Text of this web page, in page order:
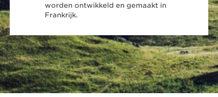
worden ontwikkeld en gemaakt in
Frankrijk.